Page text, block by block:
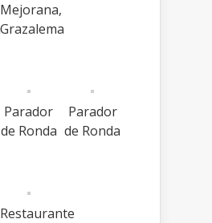
Mejorana,
Grazalema
Parador
de Ronda
Parador
de Ronda
Restaurante